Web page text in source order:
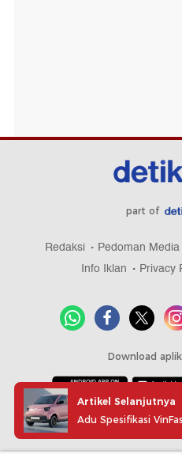
part of
Redaksi Pedoman
Info Iklan
Privacy
Download
Copyright @ 2026
Artikel Selanjutnya
Adu Spesifikasi